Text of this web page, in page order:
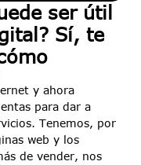
ser útil
Sí, te
y ahora
para dar a
Tenemos, por
web y los
de vender, nos